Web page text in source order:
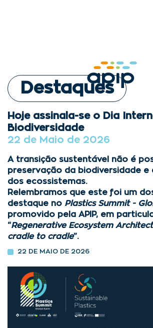
Destaques
Hoje assinala-se o Dia
Biodiversidade
22 de Maio de 2026
A transição sustentável não é
preservação da biodiversidade e
dos ecossistemas.
Relembramos que este foi um
destaque no Plastics Summit -
promovido pela APIP, em
“Regenerative Ecosystem
cradle to cradle”.
22 DE MAIO DE 2026